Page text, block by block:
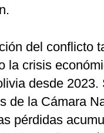
del conflicto
la crisis
desde 2023.
de la Cámara
pérdidas